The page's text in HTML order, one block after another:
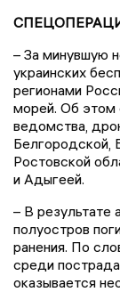
– За минувшую
украинских
регионами
морей. Об
ведомства,
Белгородской,
Ростовской
и Адыгеей.
– В результате
полуостров
ранения. По
среди
оказывается